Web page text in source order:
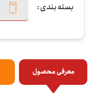
بسته بندی :
معرفی محصول